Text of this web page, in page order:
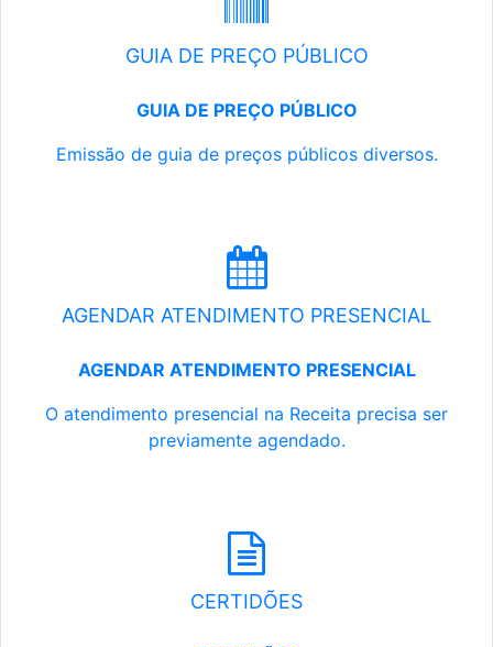
GUIA DE PREÇO PÚBLICO
GUIA DE PREÇO PÚBLICO
Emissão de guia de preços públicos diversos.
AGENDAR ATENDIMENTO PRESENCIAL
AGENDAR ATENDIMENTO PRESENCIAL
O atendimento presencial na Receita precisa ser
previamente agendado.
CERTIDÕES